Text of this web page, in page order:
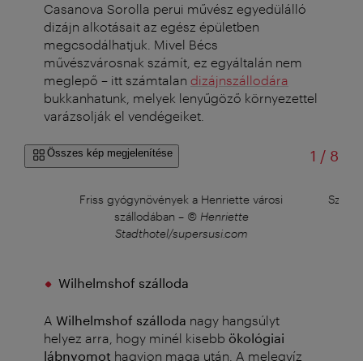
Casanova Sorolla perui művész egyedülálló
dizájn alkotásait az egész épületben
megcsodálhatjuk. Mivel Bécs
művészvárosnak számít, ez egyáltalán nem
meglepő – itt számtalan dizájnszállodára
bukkanhatunk, melyek lenyűgöző környezettel
varázsolják el vendégeiket.
Összes kép megjelenítése 1 // 8
Friss gyógynövények a Henriette városi
szállodában – © Henriette
Stadthotel/supersusi.com
Wilhelmshof szálloda
A Wilhelmshof szálloda nagy hangsúlyt
helyez arra, hogy minél kisebb ökológiai
lábnyomot hagyjon maga után. A melegvíz